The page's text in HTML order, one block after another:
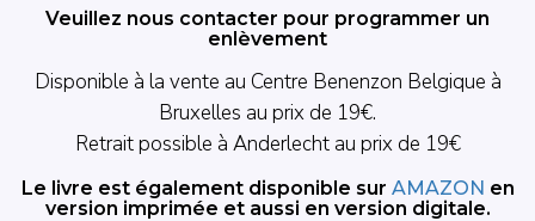
Veuillez nous contacter pour programmer un
enlèvement
Disponible à la vente au Centre Benenzon Belgique à
Bruxelles au prix de 19€.
Retrait possible à Anderlecht au prix de 19€
Le livre est également disponible sur AMAZON en
version imprimée et aussi en version digitale.